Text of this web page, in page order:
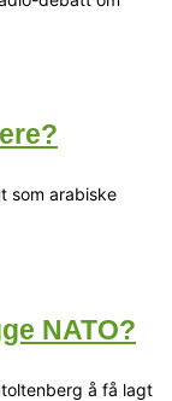
som arabiske
NATO?
å få lagt